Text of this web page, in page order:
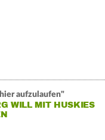
aufzulaufen"
WILL MIT HUSKIES